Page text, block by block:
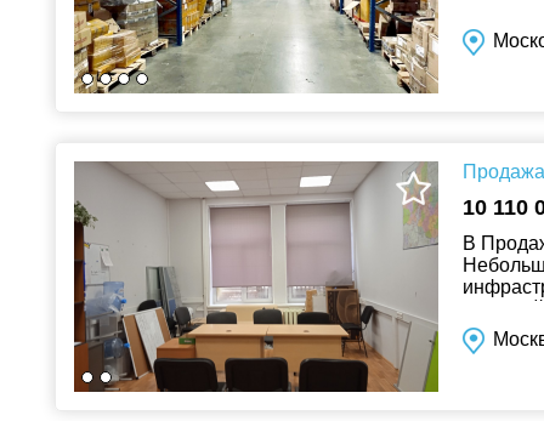
10 110
В